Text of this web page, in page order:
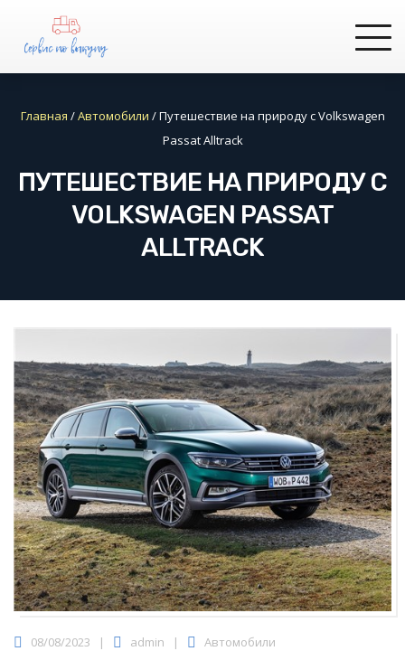
Главная /Автомобили /Путешествие на природу с Volkswagen
Passat Alltrack
ПУТЕШЕСТВИЕ НА ПРИРОДУ С
VOLKSWAGEN PASSAT
ALLTRACK
08/08/2023 | admin | Автомобили